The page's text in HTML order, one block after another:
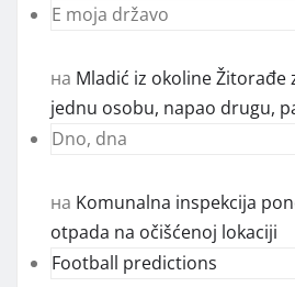
E moja državo
на Mladić iz okoline Žitorađe
jednu osobu, napao drugu,
Dno, dna
на Komunalna inspekcija
otpada na očišćenoj lokaciji
Football predictions